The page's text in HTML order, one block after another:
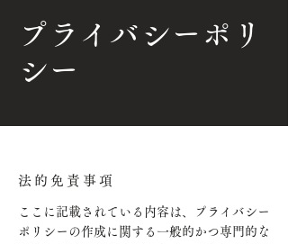
プライバシーポリ
シー
法的免責事項
ここに記載されている内容は、プライバシー
ポリシーの作成に関する一般的かつ専門的な